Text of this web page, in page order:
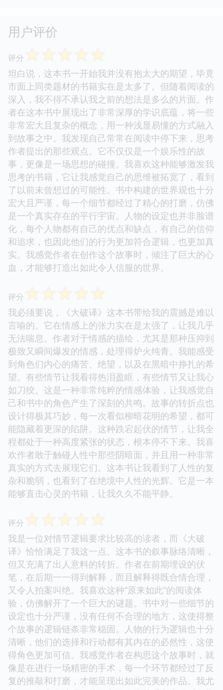
用户评价
评分 ☆☆☆☆☆
坦白说，这本书一开始我并没有抱太大的期望，毕竟
市面上同类题材的书籍实在是太多了。但随着阅读的
深入，我不得不承认我之前的想法是多么的片面。作
者在这本书中展现出了非常深厚的学识底蕴，将一些
非常宏大且复杂的概念，用一种浅显易懂的方式融入
到故事之中。我发现自己常常在阅读中停下来，思考
作者提出的那些观点。它不仅仅是一个娱乐性的故
事，更像是一场思想的碰撞。我喜欢这种能够激发我
思考的书籍，它让我感觉自己的思维被拓宽了，看到
了以前未曾想过的可能性。书中构建的世界观也十分
宏大且严谨，每一个细节都经过了精心的打磨，仿佛
是一个真实存在的平行宇宙。人物的设定也并非脸谱
化，每个人物都有自己的优点和缺点，有自己的信仰
和追求，也因此他们的行为更加符合逻辑，也更加真
实。我感觉作者在创作这个故事时，倾注了巨大的心
血，才能够打造出如此令人信服的世界。
评分 ☆☆☆☆☆
我必须要说，《大破译》这本书带给我的震撼是难以
言喻的。它在情感上的张力实在是太强了，让我几乎
无法喘息。作者对于情感的描绘，尤其是那种压抑到
极致又瞬间爆发的情感，处理得炉火纯青。我能感受
到角色们内心的痛苦、绝望，以及在黑暗中挣扎的希
望。有些情节让我看得热泪盈眶，有些情节又让我心
如刀绞。这是一种非常纯粹的情感体验，让我感觉自
己和书中的角色产生了深刻的共鸣。故事的转折点也
设计得极其巧妙，每一次看似柳暗花明的希望，都可
能隐藏着更深的陷阱。这种跌宕起伏的情节，让我全
程都处于一种高度紧张的状态，根本停不下来。我喜
欢作者敢于触碰人性中那些阴暗面，并且用一种非常
真实的方式去展现它们。这本书让我看到了人性的复
杂和脆弱，也看到了在绝境中人性的光辉。它是一本
能够直击心灵的书籍，让我久久不能平静。
评分 ☆☆☆☆☆
我是一位对情节逻辑要求比较高的读者，而《大破
译》恰恰满足了我这一点。这本书的叙事脉络清晰，
但又充满了出人意料的转折。作者在前期埋设的伏
笔，在后期一一得到解释，而且解释得既合情合理，
又令人拍案叫绝。我喜欢这种“原来如此”的阅读体
验，仿佛解开了一个巨大的谜题。书中对一些细节的
设定也十分严谨，没有任何不合理的地方，这使得整
个故事的逻辑链条非常稳固。人物的行为逻辑也十分
清晰，他们的选择和行动都有其内在的必然性，这使
得角色更加可信。我感觉作者在构思这个故事时，就
像是在进行一场精密的手术，每一个环节都经过了反
复的推敲和打磨，才能呈现出如此完美的作品。我尤